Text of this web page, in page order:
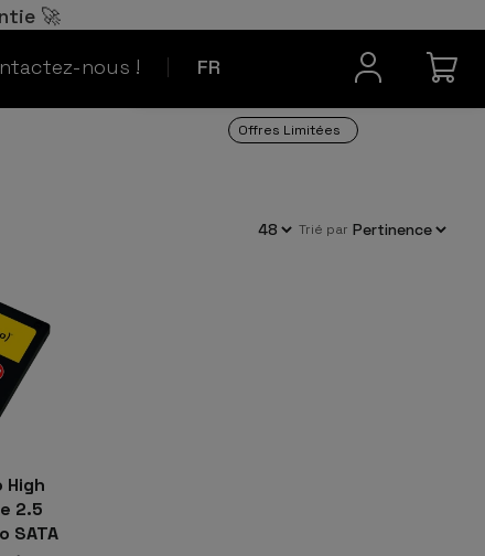
🚀
FR
nous !
Contact
Offres Limitées
trié par
High
2.5
SATA